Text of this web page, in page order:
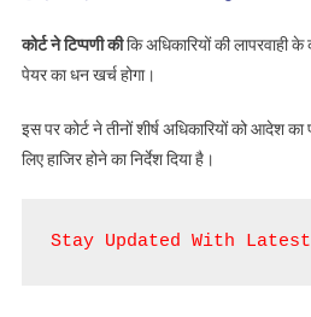
कोर्ट ने टिप्पणी कीकि अधिकारियों की लापरवाही
पेयर का धन खर्च होगा।
इस पर कोर्ट ने तीनों शीर्ष अधिकारियों को आदेश
लिए हाजिर होने का निर्देश दिया है।
Stay Updated With